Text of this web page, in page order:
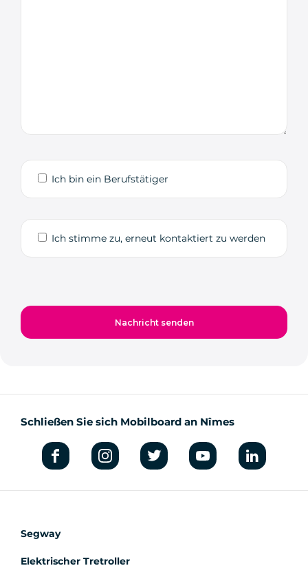
Ich bin ein Berufstätiger
Ich stimme zu, erneut kontaktiert zu werden
Schließen Sie sich Mobilboard an Nîmes
Segway
Elektrischer Tretroller